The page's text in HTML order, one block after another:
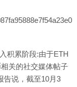
积累阶段:由于ETH
关的社交媒体帖子
告说，截至10月3